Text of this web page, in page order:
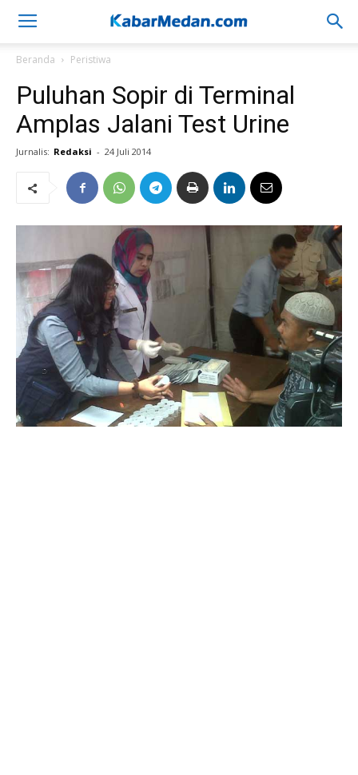
Beranda Peristiwa
Puluhan Sopir di Terminal
Amplas Jalani Test Urine
Jurnalis: Redaksi - 24 Juli 2014